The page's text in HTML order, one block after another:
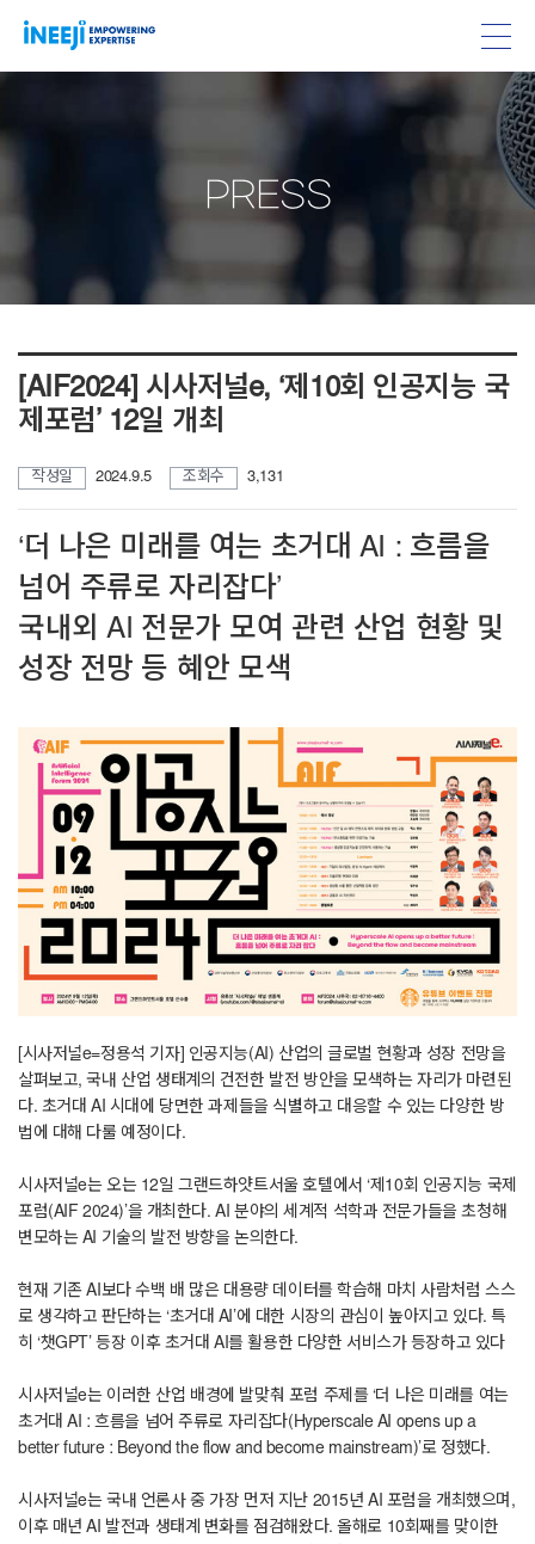
PRESS
[AIF2024] 시사저널e, ‘제10회 인공지능 국
제포럼’ 12일 개최
작성일 2024.9.5 조회수 3,131
‘더 나은 미래를 여는 초거대 AI : 흐름을
넘어 주류로 자리잡다’
국내외 AI 전문가 모여 관련 산업 현황 및
성장 전망 등 혜안 모색
[시사저널e=정용석 기자] 인공지능(AI) 산업의 글로벌 현황과 성장 전망을
살펴보고, 국내 산업 생태계의 건전한 발전 방안을 모색하는 자리가 마련된
다. 초거대 AI 시대에 당면한 과제들을 식별하고 대응할 수 있는 다양한 방
법에 대해 다룰 예정이다.
시사저널e는 오는 12일 그랜드하얏트서울 호텔에서 ‘제10회 인공지능 국제
포럼(AIF 2024)’을 개최한다. AI 분야의 세계적 석학과 전문가들을 초청해
변모하는 AI 기술의 발전 방향을 논의한다.
현재 기존 AI보다 수백 배 많은 대용량 데이터를 학습해 마치 사람처럼 스스
로 생각하고 판단하는 ‘초거대 AI’에 대한 시장의 관심이 높아지고 있다. 특
히 ‘챗GPT’ 등장 이후 초거대 AI를 활용한 다양한 서비스가 등장하고 있다
시사저널e는 이러한 산업 배경에 발맞춰 포럼 주제를 ‘더 나은 미래를 여는
초거대 AI : 흐름을 넘어 주류로 자리잡다(Hyperscale AI opens up a
better future : Beyond the flow and become mainstream)’로 정했다.
시사저널e는 국내 언론사 중 가장 먼저 지난 2015년 AI 포럼을 개최했으며,
이후 매년 AI 발전과 생태계 변화를 점검해왔다. 올해로 10회째를 맞이한